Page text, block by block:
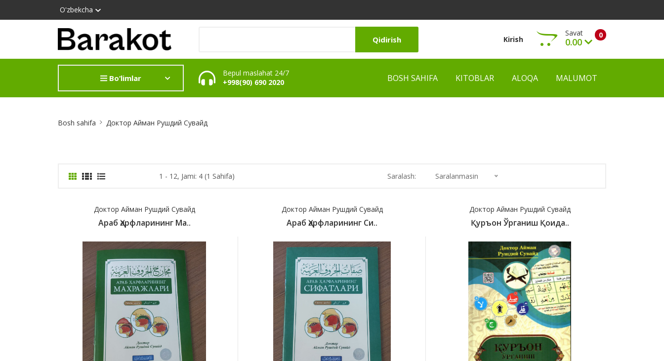
O'zbekcha
Qidirish Kirish 0
Savat
0.00
Ko‘rish
Bo‘limlar
Bepul maslahat 24/7
+998(90) 690 2020
BOSH SAHIFA KITOBLAR ALOQA MALUMOT
Bosh sahifa Доктор Айман Рушдий Сувайд
1 - 12, Jami: 4 (1 Sahifa) Saralash: Saralanmasin
Доктор Айман Рушдий Сувайд
Араб Ҳарфларининг Ма..
Доктор Айман Рушдий Сувайд
Араб Ҳарфларининг Си..
Доктор Айман Рушдий Сувайд
Қуръон Ўрганиш Қоида..